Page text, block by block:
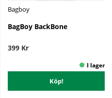
Bagboy
BagBoy BackBone
399 Kr
Köp!